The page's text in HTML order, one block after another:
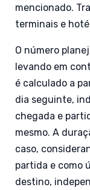
mencionado.
terminais e
O número
levando em
é calculado a
dia seguinte,
chegada e
mesmo. A
caso,
partida e como
destino,